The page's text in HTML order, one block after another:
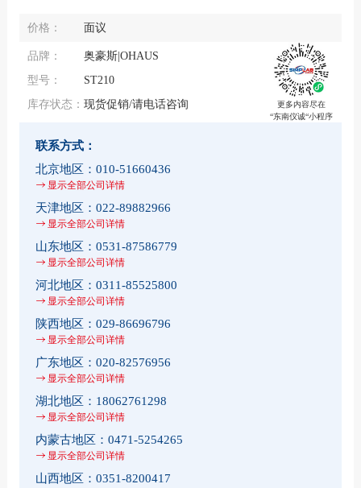
价格： 面议
更多内容尽在
“东南仪诚“小程序
品牌：
奥豪斯|OHAUS
型号：
ST210
库存状态： 现货促销/请电话咨询
联系方式：
北京地区： 010-51660436
显示全部公司详情
天津地区： 022-89882966
显示全部公司详情
山东地区： 0531-87586779
显示全部公司详情
河北地区： 0311-85525800
显示全部公司详情
陕西地区： 029-86696796
显示全部公司详情
广东地区： 020-82576956
显示全部公司详情
湖北地区： 18062761298
显示全部公司详情
内蒙古地区： 0471-5254265
显示全部公司详情
山西地区： 0351-8200417